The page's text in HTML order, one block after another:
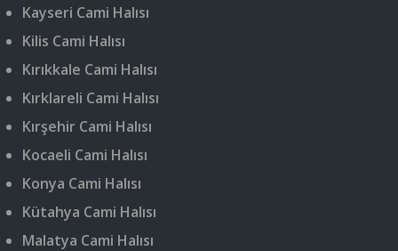
Kayseri Cami Halısı
Kilis Cami Halısı
Kırıkkale Cami Halısı
Kırklareli Cami Halısı
Kırşehir Cami Halısı
Kocaeli Cami Halısı
Konya Cami Halısı
Kütahya Cami Halısı
Malatya Cami Halısı